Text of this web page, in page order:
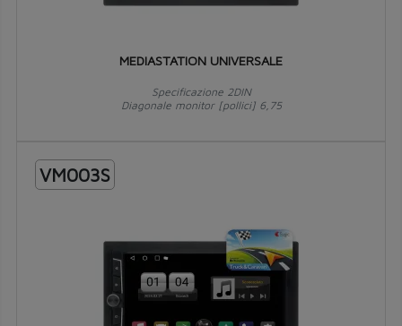
MEDIASTATION UNIVERSALE
Specificazione 2DIN
Diagonale monitor [pollici] 6,75
VM003S